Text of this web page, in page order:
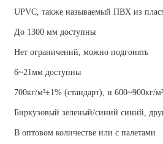
UPVC, также называемый ПВХ из
До 1300 мм доступны
Нет ограничений, можно подгонять
6~21мм доступны
700кг/м³±1% (стандарт), и 600~900кг/
Биркузовый зеленый/синий синий,
В оптовом количестве или с палетами